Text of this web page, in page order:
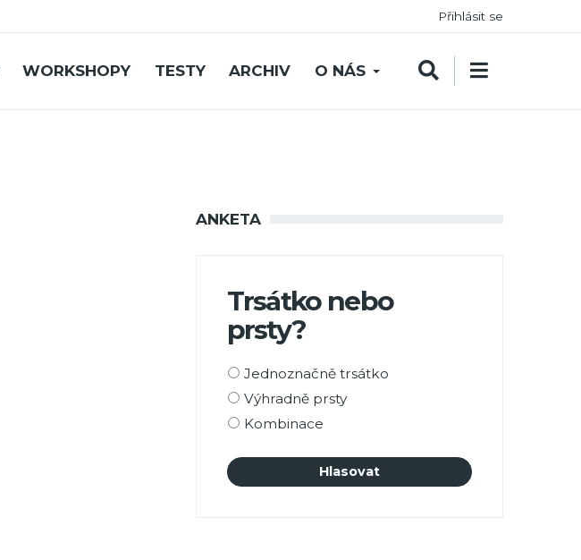
Přihlásit se
WORKSHOPY TESTY ARCHIV O NÁS
ANKETA
Trsátko nebo
prsty?
Možnosti
výběru
Jednoznačně trsátko
Výhradně prsty
Kombinace